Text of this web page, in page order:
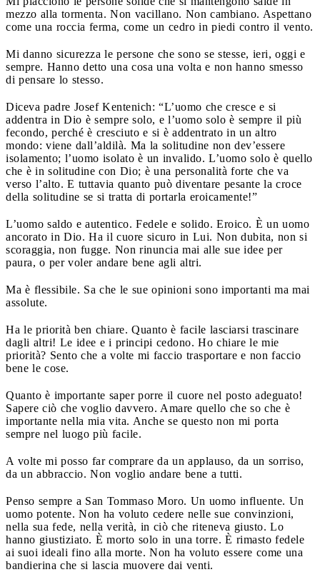
mezzo alla tormenta. Non vacillano. Non cambiano. Aspettano
come una roccia ferma, come un cedro in piedi contro il vento.
Mi danno sicurezza le persone che sono se stesse, ieri, oggi e
sempre. Hanno detto una cosa una volta e non hanno smesso
di pensare lo stesso.
Diceva padre Josef Kentenich: “L’uomo che cresce e si
addentra in Dio è sempre solo, e l’uomo solo è sempre il più
fecondo, perché è cresciuto e si è addentrato in un altro
mondo: viene dall’aldilà. Ma la solitudine non dev’essere
isolamento; l’uomo isolato è un invalido. L’uomo solo è quello
che è in solitudine con Dio; è una personalità forte che va
verso l’alto. E tuttavia quanto può diventare pesante la croce
della solitudine se si tratta di portarla eroicamente!”
L’uomo saldo e autentico. Fedele e solido. Eroico. È un uomo
ancorato in Dio. Ha il cuore sicuro in Lui. Non dubita, non si
scoraggia, non fugge. Non rinuncia mai alle sue idee per
paura, o per voler andare bene agli altri.
Ma è flessibile. Sa che le sue opinioni sono importanti ma mai
assolute.
Ha le priorità ben chiare. Quanto è facile lasciarsi trascinare
dagli altri! Le idee e i principi cedono. Ho chiare le mie
priorità? Sento che a volte mi faccio trasportare e non faccio
bene le cose.
Quanto è importante saper porre il cuore nel posto adeguato!
Sapere ciò che voglio davvero. Amare quello che so che è
importante nella mia vita. Anche se questo non mi porta
sempre nel luogo più facile.
A volte mi posso far comprare da un applauso, da un sorriso,
da un abbraccio. Non voglio andare bene a tutti.
Penso sempre a San Tommaso Moro. Un uomo influente. Un
uomo potente. Non ha voluto cedere nelle sue convinzioni,
nella sua fede, nella verità, in ciò che riteneva giusto. Lo
hanno giustiziato. È morto solo in una torre. È rimasto fedele
ai suoi ideali fino alla morte. Non ha voluto essere come una
bandierina che si lascia muovere dai venti.